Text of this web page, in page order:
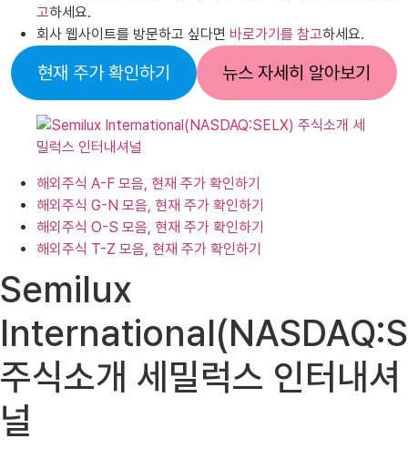
고하세요.
회사 웹사이트를 방문하고 싶다면 바로가기를 참고하세요.
현재 주가 확인하기 뉴스 자세히 알아보기
해외주식 A-F 모음, 현재 주가 확인하기
해외주식 G-N 모음, 현재 주가 확인하기
해외주식 O-S 모음, 현재 주가 확인하기
해외주식 T-Z 모음, 현재 주가 확인하기
Semilux
주식소개 세밀럭스 인터내셔
널